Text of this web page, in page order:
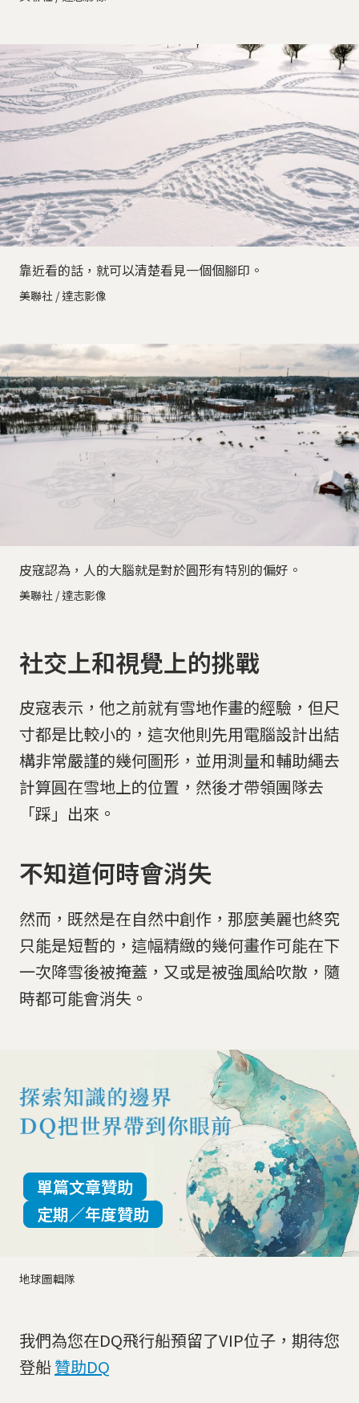
靠近看的話，就可以清楚看見一個個腳印。
美聯社 / 達志影像
皮寇認為，人的大腦就是對於圓形有特別的偏好。
美聯社 / 達志影像
社交上和視覺上的挑戰
皮寇表示，他之前就有雪地作畫的經驗，但尺
寸都是比較小的，這次他則先用電腦設計出結
構非常嚴謹的幾何圖形，並用測量和輔助繩去
計算圓在雪地上的位置，然後才帶領團隊去
「踩」出來。
不知道何時會消失
然而，既然是在自然中創作，那麼美麗也終究
只能是短暫的，這幅精緻的幾何畫作可能在下
一次降雪後被掩蓋，又或是被強風給吹散，隨
時都可能會消失。
地球圖輯隊
單篇文章贊助
定期／年度贊助
我們為您在DQ飛行船預留了VIP位子，期待您
登船贊助DQ